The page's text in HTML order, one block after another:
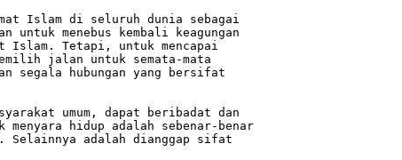
Islam di seluruh dunia sebagai
untuk menebus kembali keagungan
Islam. Tetapi, untuk mencapai
jalan untuk semata-mata
segala hubungan yang bersifat
umum, dapat beribadat dan
menyara hidup adalah sebenar-benar
adalah dianggap sifat